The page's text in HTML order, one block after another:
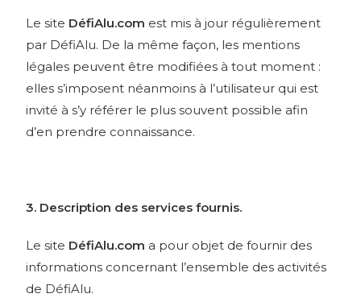
Le site DéfiAlu.com est mis à jour régulièrement
par DéfiAlu. De la même façon, les mentions
légales peuvent être modifiées à tout moment :
elles s’imposent néanmoins à l’utilisateur qui est
invité à s’y référer le plus souvent possible afin
d’en prendre connaissance.
3. Description des services fournis.
Le site DéfiAlu.com a pour objet de fournir des
informations concernant l’ensemble des activités
de DéfiAlu.